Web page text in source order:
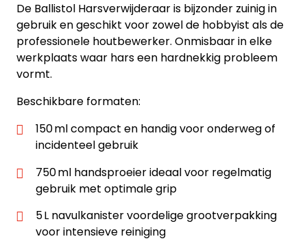
De Ballistol Harsverwijderaar is bijzonder zuinig in
gebruik en geschikt voor zowel de hobbyist als de
professionele houtbewerker. Onmisbaar in elke
werkplaats waar hars een hardnekkig probleem
vormt.
Beschikbare formaten:
150 ml compact en handig voor onderweg of
incidenteel gebruik
750 ml handsproeier ideaal voor regelmatig
gebruik met optimale grip
5 L navulkanister voordelige grootverpakking
voor intensieve reiniging